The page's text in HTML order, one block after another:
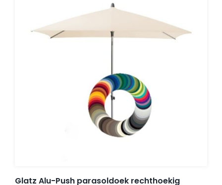
Glatz Alu-Push parasoldoek rechthoekig